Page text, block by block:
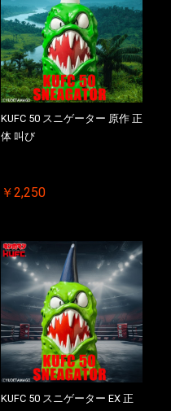
KUFC 50 スニゲーター 原作 正
体 叫び
￥2,250
KUFC 50 スニゲーター EX 正